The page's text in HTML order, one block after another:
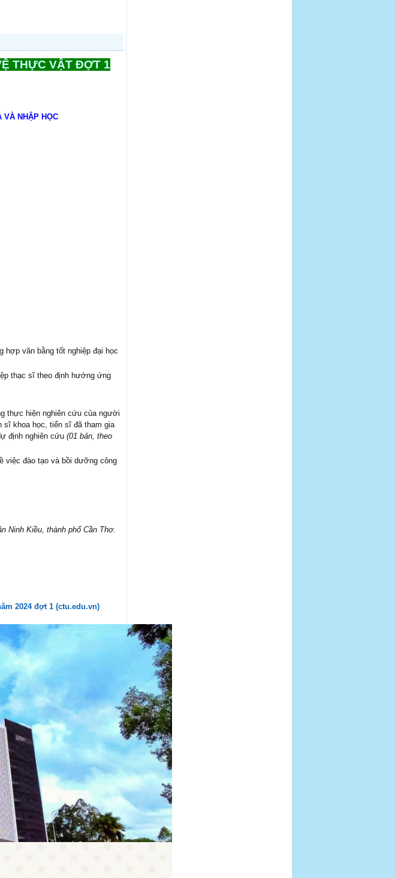
THỰC VẬT ĐỢT 1
VÀ NHẬP HỌC
văn bằng tốt nghiệp đại học
thạc sĩ theo định hướng ứng
thực hiện nghiên cứu của người
sĩ khoa học, tiến sĩ đã tham gia
định nghiên cứu (01 bản, theo
việc đào tạo và bồi dưỡng công
Ninh Kiều, thành phố Cần Thơ.
2024 đợt 1 (ctu.edu.vn)